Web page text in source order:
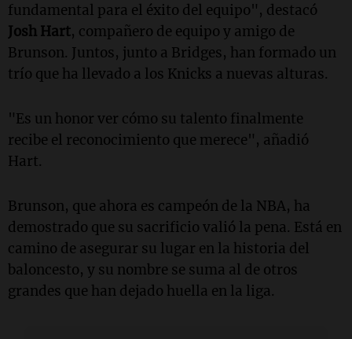
fundamental para el éxito del equipo", destacó
Josh Hart, compañero de equipo y amigo de
Brunson. Juntos, junto a Bridges, han formado un
trío que ha llevado a los Knicks a nuevas alturas.
"Es un honor ver cómo su talento finalmente
recibe el reconocimiento que merece", añadió
Hart.
Brunson, que ahora es campeón de la NBA, ha
demostrado que su sacrificio valió la pena. Está en
camino de asegurar su lugar en la historia del
baloncesto, y su nombre se suma al de otros
grandes que han dejado huella en la liga.